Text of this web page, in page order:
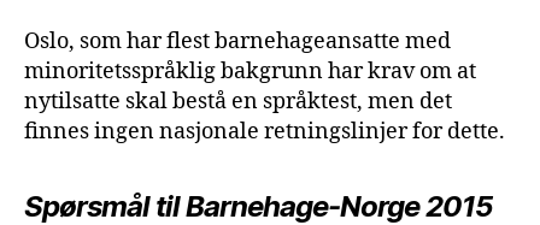
Oslo, som har flest barnehageansatte med
minoritetsspråklig bakgrunn har krav om at
nytilsatte skal bestå en språktest, men det
finnes ingen nasjonale retningslinjer for dette.
Spørsmål til Barnehage-Norge 2015